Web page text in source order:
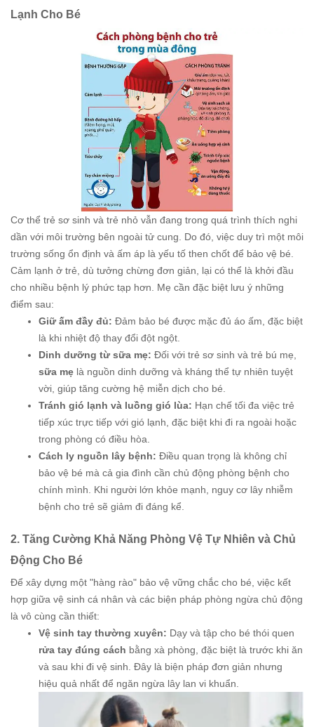
Lạnh Cho Bé
Cơ thể trẻ sơ sinh và trẻ nhỏ vẫn đang trong quá trình thích nghi
dần với môi trường bên ngoài tử cung. Do đó, việc duy trì một môi
trường sống ổn định và ấm áp là yếu tố then chốt để bảo vệ bé.
Cảm lạnh ở trẻ, dù tưởng chừng đơn giản, lại có thể là khởi đầu
cho nhiều bệnh lý phức tạp hơn. Mẹ cần đặc biệt lưu ý những
điểm sau:
Giữ ấm đầy đủ: Đảm bảo bé được mặc đủ áo ấm, đặc biệt
là khi nhiệt độ thay đổi đột ngột.
Dinh dưỡng từ sữa mẹ: Đối với trẻ sơ sinh và trẻ bú mẹ,
sữa mẹ là nguồn dinh dưỡng và kháng thể tự nhiên tuyệt
vời, giúp tăng cường hệ miễn dịch cho bé.
Tránh gió lạnh và luồng gió lùa: Hạn chế tối đa việc trẻ
tiếp xúc trực tiếp với gió lạnh, đặc biệt khi đi ra ngoài hoặc
trong phòng có điều hòa.
Cách ly nguồn lây bệnh: Điều quan trọng là không chỉ
bảo vệ bé mà cả gia đình cần chủ động phòng bệnh cho
chính mình. Khi người lớn khỏe mạnh, nguy cơ lây nhiễm
bệnh cho trẻ sẽ giảm đi đáng kể.
2. Tăng Cường Khả Năng Phòng Vệ Tự Nhiên và Chủ
Động Cho Bé
Để xây dựng một "hàng rào" bảo vệ vững chắc cho bé, việc kết
hợp giữa vệ sinh cá nhân và các biện pháp phòng ngừa chủ động
là vô cùng cần thiết:
Vệ sinh tay thường xuyên: Dạy và tập cho bé thói quen
rửa tay đúng cách bằng xà phòng, đặc biệt là trước khi ăn
và sau khi đi vệ sinh. Đây là biện pháp đơn giản nhưng
hiệu quả nhất để ngăn ngừa lây lan vi khuẩn.